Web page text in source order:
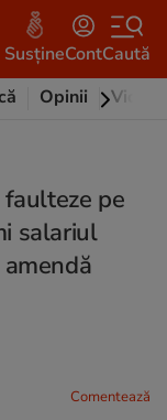
SusțineContCaută
Opinii Video
pe
salariul
Comentează